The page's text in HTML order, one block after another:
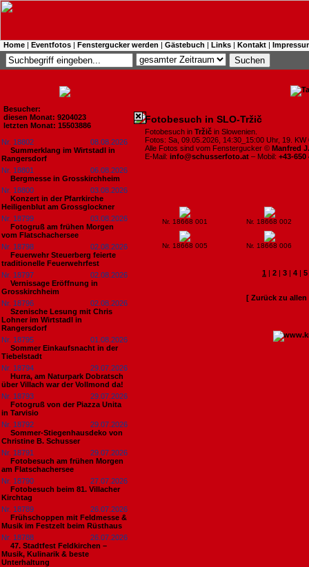
Home | Eventfotos | Fenstergucker werden | Gästebuch | Links | Kontakt |
Besucher:
diesen Monat: 9204023
letzten Monat: 15503886
Nr. 18802
08.08.2026
Summerklang im Wirtstadl in
Rangersdorf
Nr. 18801
06.08.2026
Bergmesse in Grosskirchheim
Nr. 18800
03.08.2026
Konzert in der Pfarrkirche
Heiligenblut am Grossglockner
Nr. 18799
03.08.2026
Fotogruß am frühen Morgen
vom Flatschachersee
Nr. 18798
02.08.2026
Feuerwehr Steuerberg feierte
traditionelle Feuerwehrfest
Nr. 18797
02.08.2026
Vernissage Eröffnung in
Grosskirchheim
Nr. 18796
02.08.2026
Szenische Lesung mit Chris
Lohner im Wirtstadl in
Rangersdorf
Nr. 18795
01.08.2026
Sommer Einkaufsnacht in der
Tiebelstadt
Nr. 18794
29.07.2026
Hurra, am Naturpark Dobratsch
über Villach war der Vollmond da!
Nr. 18793
29.07.2026
Fotogruß von der Piazza Unita
in Tarvisio
Nr. 18792
29.07.2026
Sommer-Stiegenhausdeko von
Christine B. Schusser
Nr. 18791
29.07.2026
Fotobesuch am frühen Morgen
am Flatschachersee
Nr. 18790
27.07.2026
Fotobesuch beim 81. Villacher
Kirchtag
Nr. 18789
26.07.2026
Frühschoppen mit Feldmesse &
Musik im Festzelt beim Rüsthaus
Nr. 18788
26.07.2026
47. Stadtfest Feldkirchen –
Musik, Kulinarik & beste
Unterhaltung
Fotobesuch in SLO-Tržič
Fotobesuch in Tržič in Slowenien.
Fotos: Sa, 09.05.2026, 14:30_15:00 Uhr, 19. KW
Alle Fotos sind vom Fenstergucker © Manfred
E-Mail: info@schusserfoto.at – Mobil: +43-650
Nr. 18668 001 Nr. 18668 002
Nr. 18668 005 Nr. 18668 006
1 | 2 | 3 | 4 | 5
[ Zurück zu